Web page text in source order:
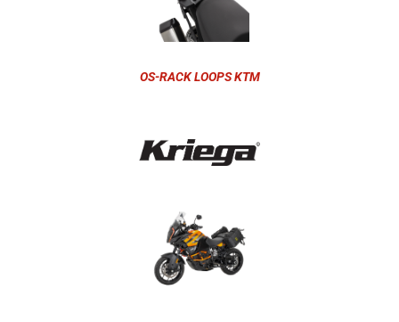
OS-RACK LOOPS KTM